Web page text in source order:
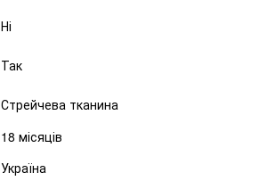
Ні
Так
Стрейчева тканина
18 місяців
Україна